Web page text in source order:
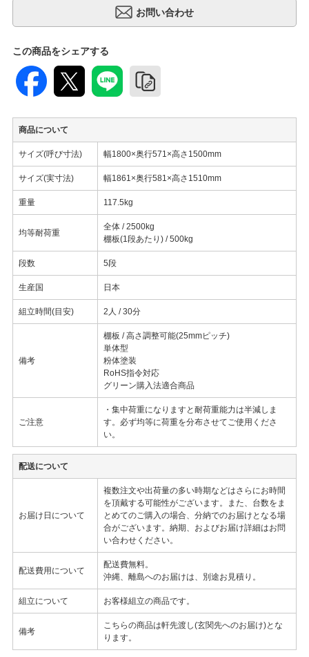
この商品をシェアする
商品について
サイズ(呼び寸法) 幅1800×奥行571×高さ1500mm
サイズ(実寸法) 幅1861×奥行581×高さ1510mm
重量 117.5kg
均等耐荷重
全体 / 2500kg
棚板(1段あたり) / 500kg
段数 5段
生産国 日本
組立時間(目安) 2人 / 30分
備考
棚板 / 高さ調整可能(25mmピッチ)
単体型
粉体塗装
RoHS指令対応
グリーン購入法適合商品
ご注意
・集中荷重になりますと耐荷重能力は半減しま
す。必ず均等に荷重を分布させてご使用くださ
い。
配送について
お届け日について
複数注文や出荷量の多い時期などはさらにお時間
を頂戴する可能性がございます。また、台数をま
とめてのご購入の場合、分納でのお届けとなる場
合がございます。納期、およびお届け詳細はお問
い合わせください。
配送費用について
配送費無料。
沖縄、離島へのお届けは、別途お見積り。
組立について お客様組立の商品です。
備考
こちらの商品は軒先渡し(玄関先へのお届け)とな
ります。